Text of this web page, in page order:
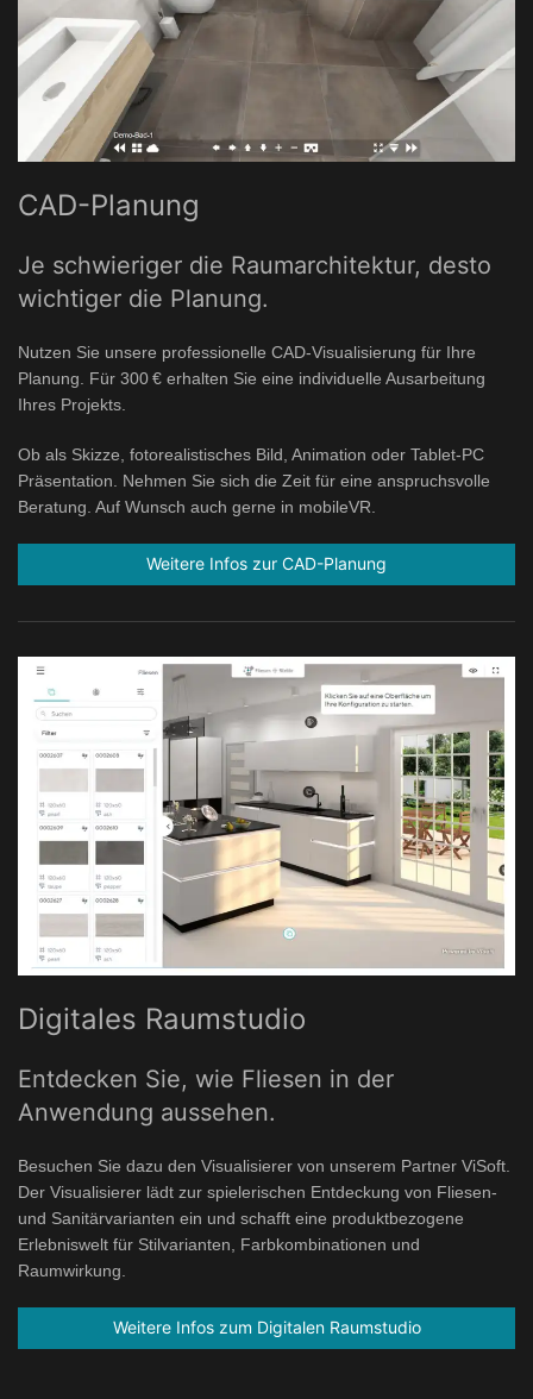
CAD-Planung
Je schwieriger die Raumarchitektur, desto
wichtiger die Planung.
Nutzen Sie unsere professionelle CAD-Visualisierung für Ihre
Planung. Für 300 € erhalten Sie eine individuelle Ausarbeitung
Ihres Projekts.
Ob als Skizze, fotorealistisches Bild, Animation oder Tablet-PC
Präsentation. Nehmen Sie sich die Zeit für eine anspruchsvolle
Beratung. Auf Wunsch auch gerne in mobileVR.
Weitere Infos zur CAD-Planung
Digitales Raumstudio
Entdecken Sie, wie Fliesen in der
Anwendung aussehen.
Besuchen Sie dazu den Visualisierer von unserem Partner ViSoft.
Der Visualisierer lädt zur spielerischen Entdeckung von Fliesen-
und Sanitärvarianten ein und schafft eine produktbezogene
Erlebniswelt für Stilvarianten, Farbkombinationen und
Raumwirkung.
Weitere Infos zum Digitalen Raumstudio